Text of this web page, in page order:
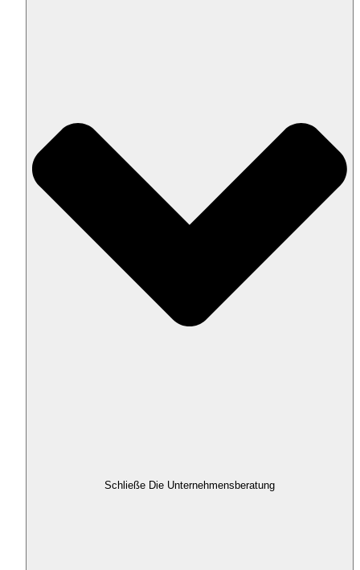
Schließe Die Unternehmensberatung